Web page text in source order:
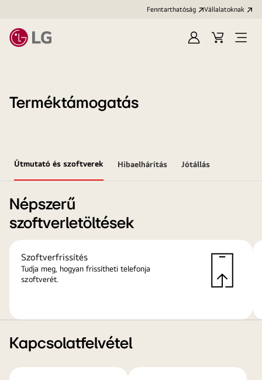
Fenntarthatóság Vállalatoknak
Bejelentkezés
KosárMenü
Terméktámogatás
Útmutató és szoftverek Hibaelhárítás Jótállás
Népszerű
szoftverletöltések
Szoftverfrissítés
Tudja meg, hogyan frissítheti telefonja
szoftverét.
Kapcsolatfelvétel